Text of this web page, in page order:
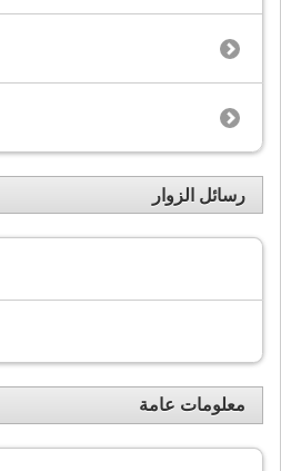
رسائل الزوار
معلومات عامة